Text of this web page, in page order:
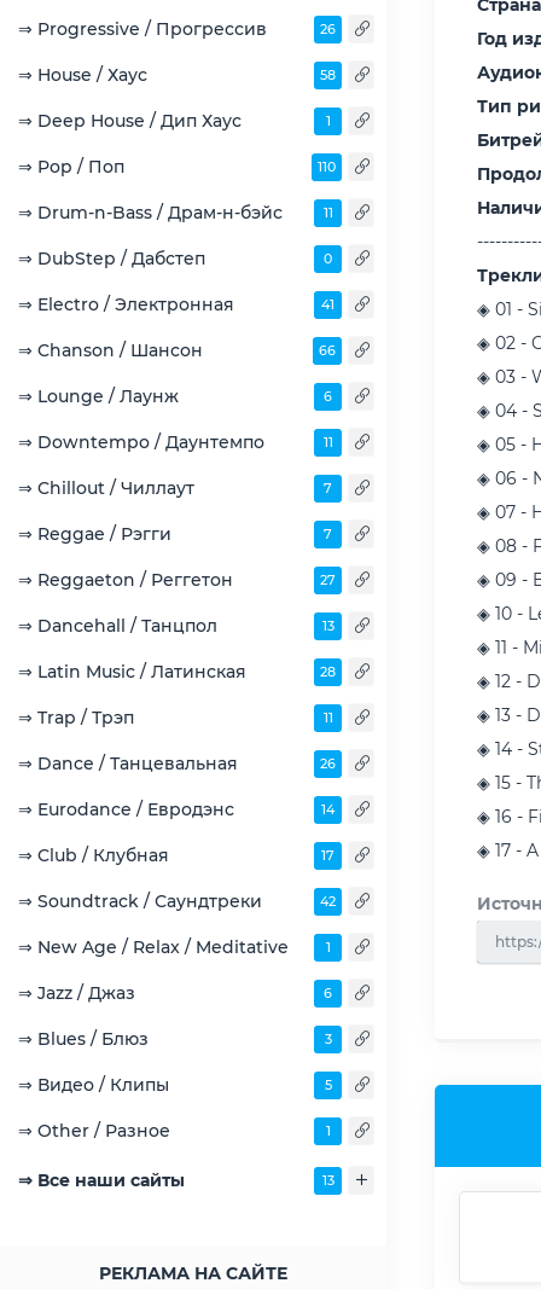
⇒ Progressive / Прогрессив 26
⇒ House / Хаус 58
⇒ Deep House / Дип Хаус 1
⇒ Pop / Поп 110
⇒ Drum-n-Bass / Драм-н-бэйс 11
⇒ DubStep / Дабстеп 0
⇒ Electro / Электронная 41
⇒ Chanson / Шансон 66
⇒ Lounge / Лаунж 6
⇒ Downtempo / Даунтемпо 11
⇒ Chillout / Чиллаут 7
⇒ Reggae / Рэгги 7
⇒ Reggaeton / Реггетон 27
⇒ Dancehall / Танцпол 13
⇒ Latin Music / Латинская 28
⇒ Trap / Трэп 11
⇒ Dance / Танцевальная 26
⇒ Eurodance / Евродэнс 14
⇒ Club / Клубная 17
⇒ Soundtrack / Саундтреки 42
⇒ New Age / Relax / Meditative 1
⇒ Jazz / Джаз 6
⇒ Blues / Блюз 3
⇒ Видео / Клипы 5
⇒ Other / Разное 1
⇒ Все наши сайты 13
РЕКЛАМА НА САЙТЕ
Год
Тип
◈ 01 -
◈ 02 -
◈ 03 -
◈ 04 -
◈ 05 -
◈ 06 -
◈ 07 -
◈ 08 -
◈ 09 -
◈ 10 -
◈ 11 -
◈ 12 -
◈ 13 -
◈ 14 -
◈ 15 -
◈ 16 -
◈ 17 -